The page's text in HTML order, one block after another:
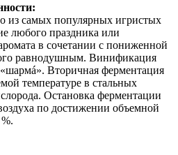
из самых популярных игристых
любого праздника или
в сочетании с пониженной
равнодушным. Винификация
Вторичная ферментация
температуре в стальных
Остановка ферментации
по достижении объемной